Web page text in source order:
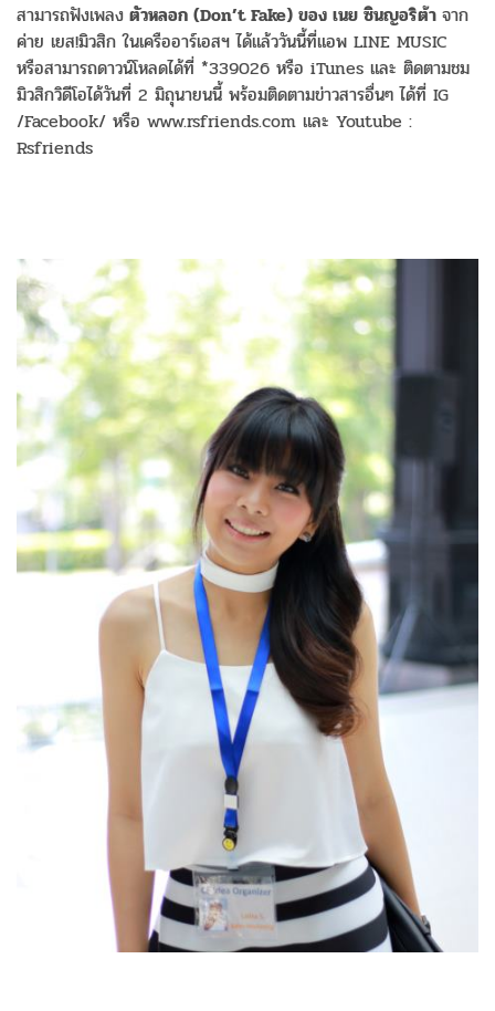
สามารถฟังเพลง ตัวหลอก (Don’t Fake) ของ เนย ซินญอริต้า จาก
ค่าย เยส!มิวสิก ในเครืออาร์เอสฯ ได้แล้ววันนี้ที่แอพ LINE MUSIC
หรือสามารถดาวน์โหลดได้ที่ *339026 หรือ iTunes และ ติดตามชม
มิวสิกวิดีโอได้วันที่ 2 มิถุนายนนี้ พร้อมติดตามข่าวสารอื่นๆ ได้ที่ IG
/Facebook/ หรือ www.rsfriends.com และ Youtube :
Rsfriends